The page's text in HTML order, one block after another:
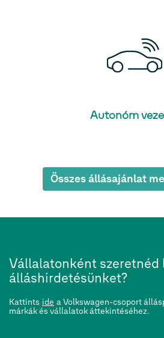
Autonóm
Összes állásajánlat
Vállalatonként szeretnéd
álláshirdetésünket?
Kattints ide a Volkswagen-csoport
márkák és vállalatok áttekintéséhez.